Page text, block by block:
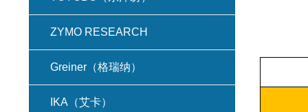
ZYMO RESEARCH
Greiner（格瑞纳）
IKA（艾卡）